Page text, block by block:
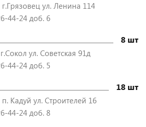
ул. Ленина 114
44-24 доб. 6
8 шт
ул. Советская 91д
44-24 доб. 5
18 шт
Кадуй ул. Строителей 16
44-24 доб. 8